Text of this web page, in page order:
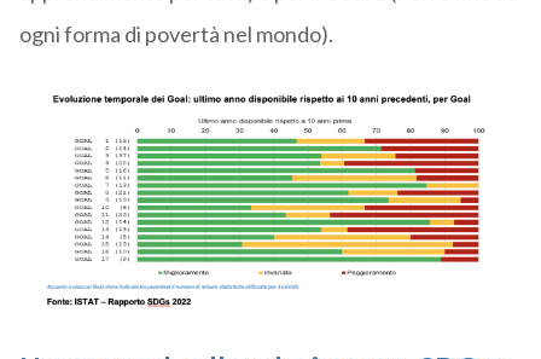
ogni forma di povertà nel mondo).